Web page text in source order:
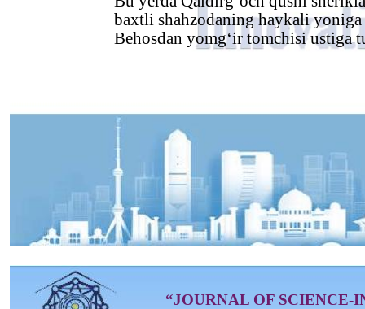
baxtli shahzodaning haykali
Behosdan yomg‘ir tomchisi ustiga
“JOURNAL OF SCIENCE-